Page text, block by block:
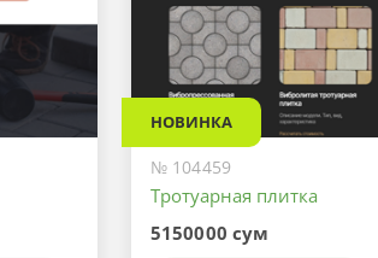
НОВИНКА
№ 104459
Тротуарная плитка
5150000 сум